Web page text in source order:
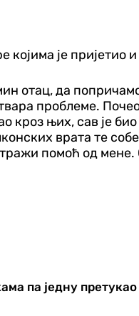
је пријетио
отац, да
проблеме.
њих, сав је био
врата те
помоћ од
па једну претукао